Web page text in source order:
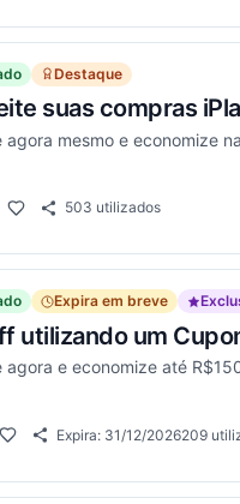
Destaque
suas compras
agora mesmo e economize
funcionou
cupom não funcionou
503 utilizados
Expira em breve
utilizando um
agora e economize até
funcionou
cupom não funcionou
Expira: 31/12/2026209